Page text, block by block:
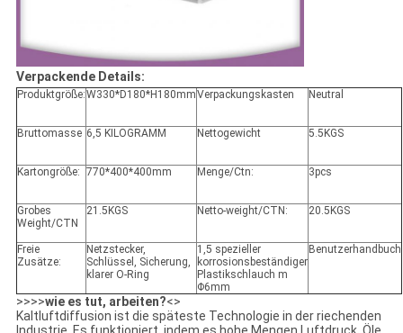
Verpackende Details:
Produktgröße:W330*D180*H180mmVerpackungskasten Neutral
Bruttomasse 6,5 KILOGRAMM Nettogewicht 5.5KGS
Kartongröße: 770*400*400mm Menge/Ctn: 3pcs
Grobes
Weight/CTN
21.5KGS Netto-weight/CTN: 20.5KGS
Freie
Zusätze:
Netzstecker,
Schlüssel, Sicherung,
klarer O-Ring
1,5 spezieller
korrosionsbeständiger
Plastikschlauch m
Φ6mm
Benutzerhandbuch
>>>>wie es tut, arbeiten?<>
Kaltluftdiffusion ist die späteste Technologie in der riechenden
Industrie. Es funktioniert, indem es hohe Mengen Luftdruck, Öle